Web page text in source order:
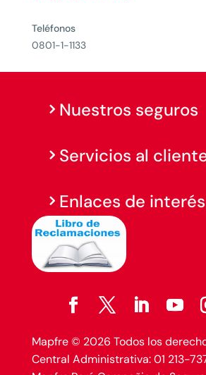
Teléfonos
0801-1-1133
Nuestros seguros
Servicios al
Enlaces de interés
Mapfre © 2026 Todos los
Central Administrativa: 01 213-